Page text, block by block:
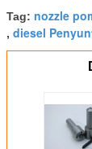
Tag: nozzle
, diesel